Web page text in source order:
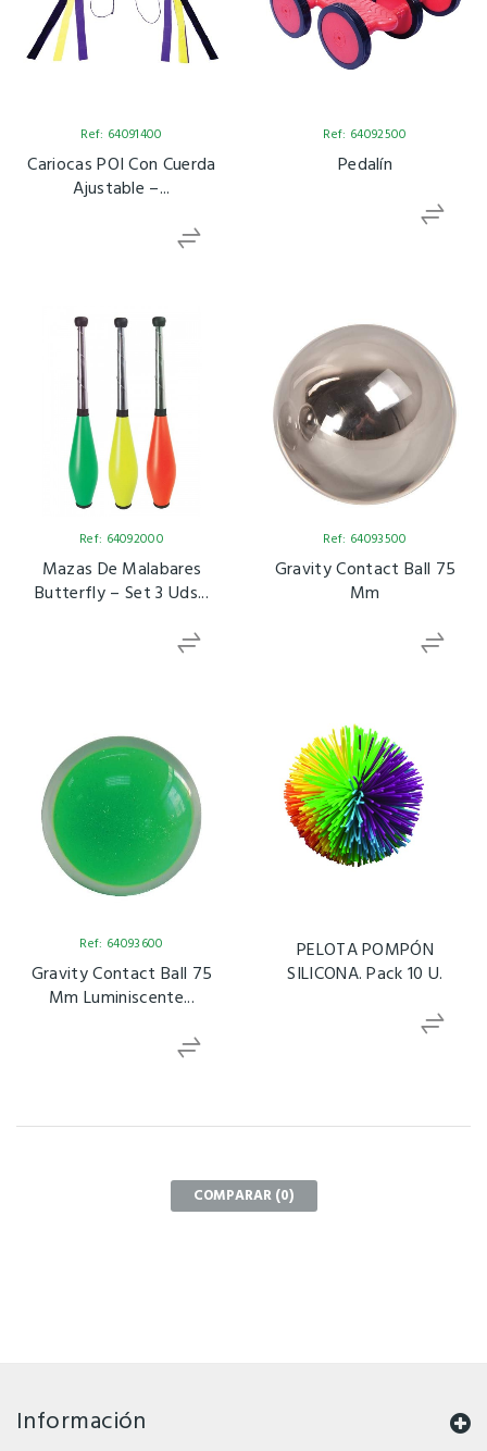
Ref: 64091400
Cariocas POI Con Cuerda
Ajustable –...
Ref: 64092500
Pedalín
Ref: 64092000
Mazas De Malabares
Butterfly – Set 3 Uds...
Ref: 64093500
Gravity Contact Ball 75
Mm
Ref: 64093600
Gravity Contact Ball 75
Mm Luminiscente...
PELOTA POMPÓN
SILICONA. Pack 10 U.
COMPARAR (0)
Información